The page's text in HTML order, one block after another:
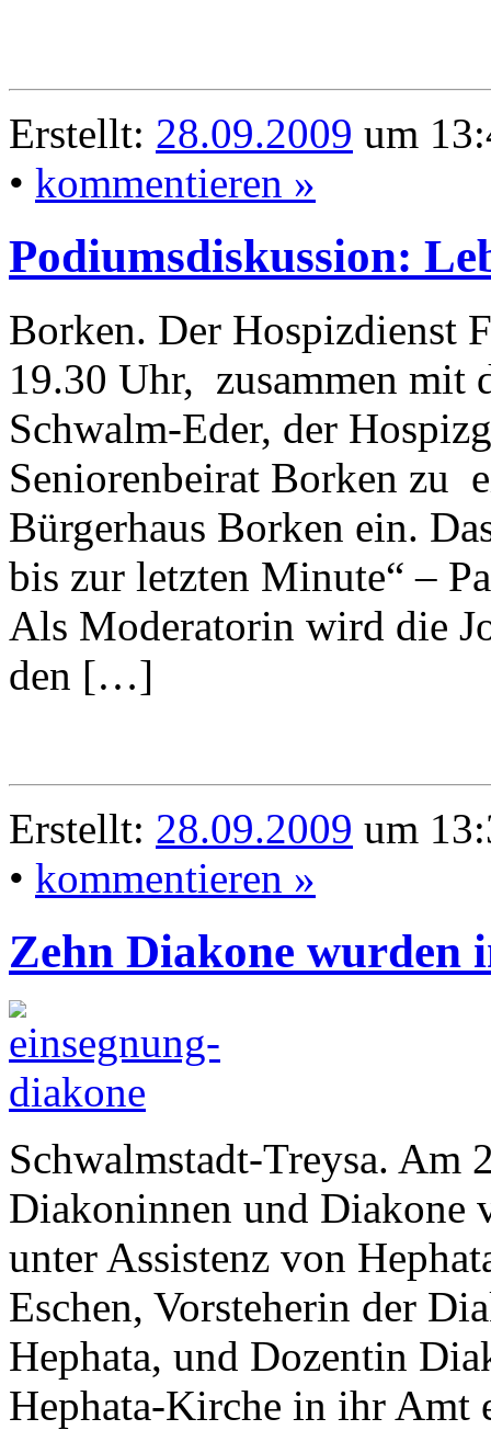
Erstellt: 28.09.2009 um
• kommentieren »
Podiumsdiskussion:
Borken. Der Hospizdienst
19.30 Uhr, zusammen mit
Schwalm-Eder, der
Seniorenbeirat Borken zu
Bürgerhaus Borken ein.
bis zur letzten Minute“ –
Als Moderatorin wird die
den […]
Erstellt: 28.09.2009 um
• kommentieren »
Zehn Diakone wurden
Schwalmstadt-Treysa. Am
Diakoninnen und Diakone
unter Assistenz von
Eschen, Vorsteherin der
Hephata, und Dozentin
Hephata-Kirche in ihr Amt